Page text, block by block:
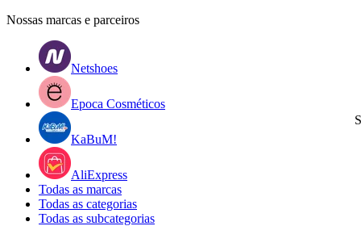
Nossas marcas e parceiros
Netshoes
Epoca Cosméticos
KaBuM!
AliExpress
Todas as marcas
Todas as categorias
Todas as subcategorias